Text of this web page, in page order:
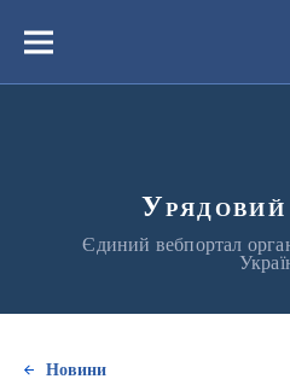
вмістуМеню
Єдиний вебпортал
Новини